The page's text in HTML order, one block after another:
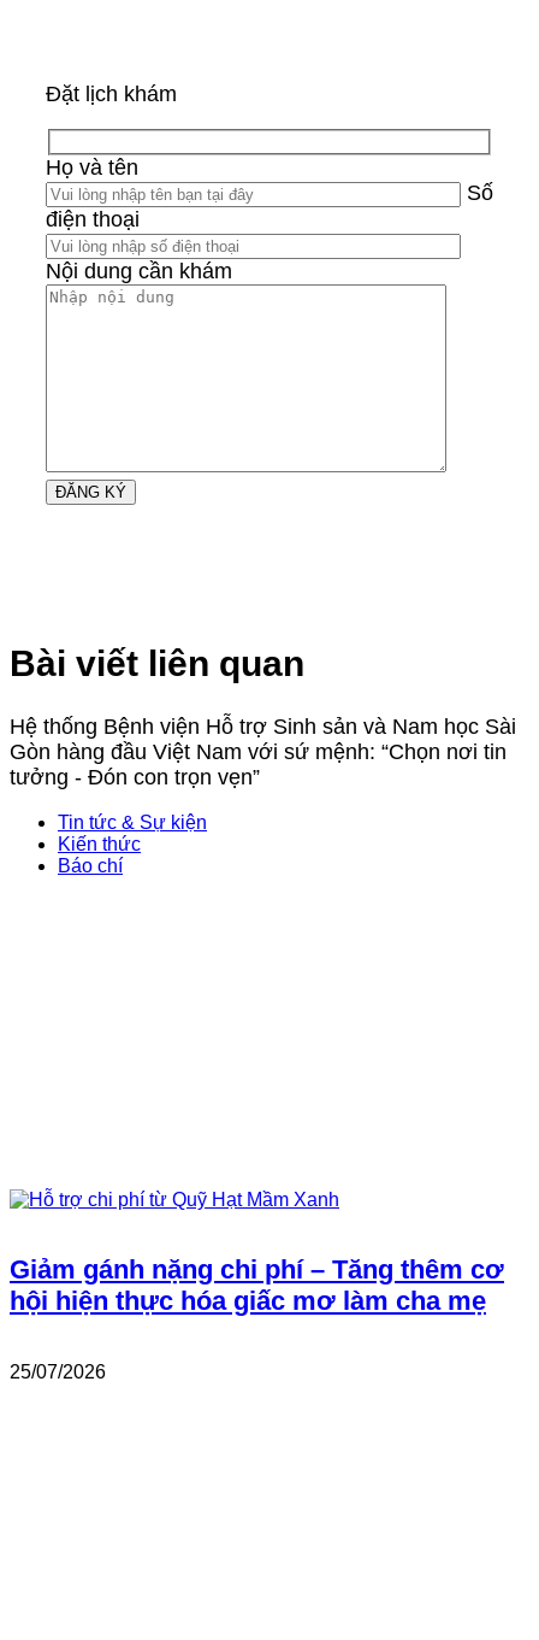
Đặt lịch khám
Họ và tên
Số
điện thoại
Nội dung cần khám
Bài viết liên quan
Hệ thống Bệnh viện Hỗ trợ Sinh sản và Nam học Sài
Gòn hàng đầu Việt Nam với sứ mệnh: “Chọn nơi tin
tưởng - Đón con trọn vẹn”
Tin tức & Sự kiện
Kiến thức
Báo chí
Giảm gánh nặng chi phí – Tăng thêm cơ
hội hiện thực hóa giấc mơ làm cha mẹ
25/07/2026